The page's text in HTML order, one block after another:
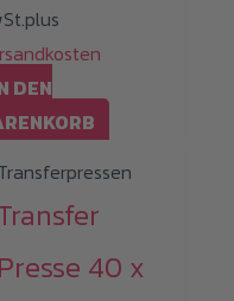
DEN
Presse 40 x